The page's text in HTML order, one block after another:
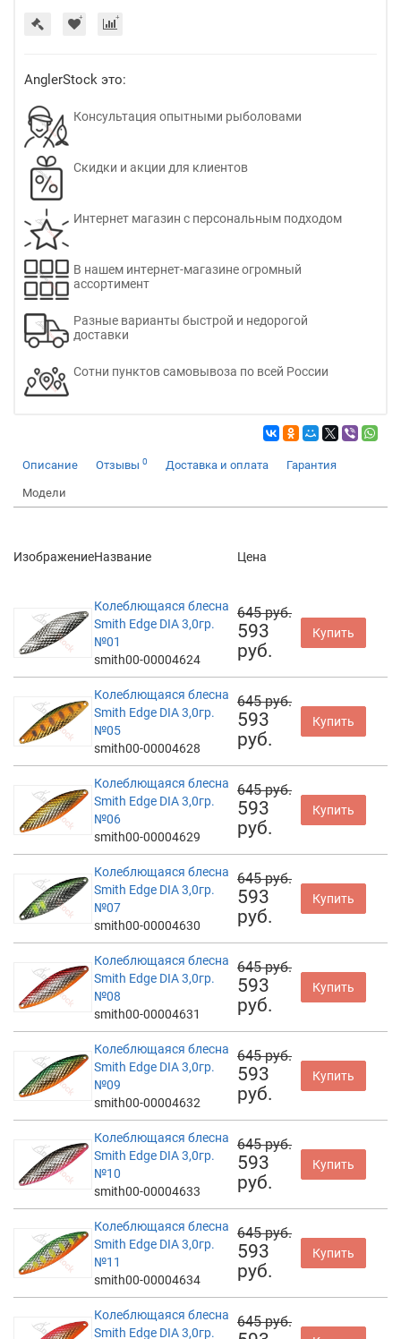
AnglerStock это:
Консультация опытными рыболовами
Скидки и акции для клиентов
Интернет магазин с персональным подходом
В нашем интернет-магазине огромный
ассортимент
Разные варианты быстрой и недорогой
доставки
Сотни пунктов самовывоза по всей России
Описание Отзывы 0 Доставка и оплата Гарантия
Модели
ИзображениеНазвание Цена
Колеблющаяся блесна
Smith Edge DIA 3,0гр.
№01
smith00-00004624
645 руб.
593
руб.
Купить
Колеблющаяся блесна
Smith Edge DIA 3,0гр.
№05
smith00-00004628
645 руб.
593
руб.
Купить
Колеблющаяся блесна
Smith Edge DIA 3,0гр.
№06
smith00-00004629
645 руб.
593
руб.
Купить
Колеблющаяся блесна
Smith Edge DIA 3,0гр.
№07
smith00-00004630
645 руб.
593
руб.
Купить
Колеблющаяся блесна
Smith Edge DIA 3,0гр.
№08
smith00-00004631
645 руб.
593
руб.
Купить
Колеблющаяся блесна
Smith Edge DIA 3,0гр.
№09
smith00-00004632
645 руб.
593
руб.
Купить
Колеблющаяся блесна
Smith Edge DIA 3,0гр.
№10
smith00-00004633
645 руб.
593
руб.
Купить
Колеблющаяся блесна
Smith Edge DIA 3,0гр.
№11
smith00-00004634
645 руб.
593
руб.
Купить
Колеблющаяся блесна
Smith Edge DIA 3,0гр.
645 руб.